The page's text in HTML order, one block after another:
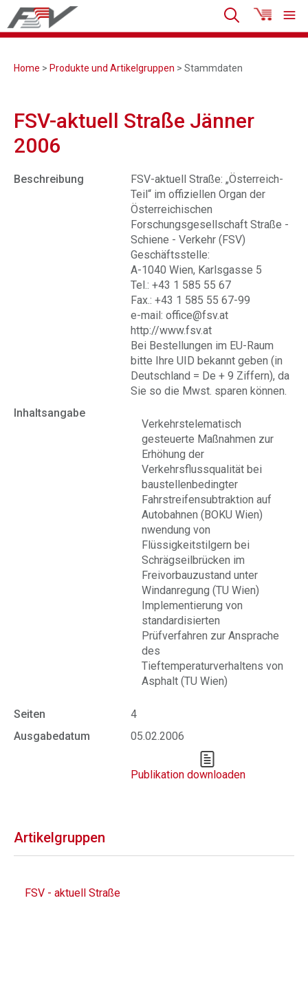
Home > Produkte und Artikelgruppen > Stammdaten
FSV-aktuell Straße Jänner
2006
Beschreibung
FSV-aktuell Straße: „Österreich-
Teil“ im offiziellen Organ der
Österreichischen
Forschungsgesellschaft Straße -
Schiene - Verkehr (FSV)
Geschäftsstelle:
A-1040 Wien, Karlsgasse 5
Tel.: +43 1 585 55 67
Fax.: +43 1 585 55 67-99
e-mail: office@fsv.at
http://www.fsv.at
Bei Bestellungen im EU-Raum
bitte Ihre UID bekannt geben (in
Deutschland = De + 9 Ziffern), da
Sie so die Mwst. sparen können.
Inhaltsangabe
Verkehrstelematisch
gesteuerte Maßnahmen zur
Erhöhung der
Verkehrsflussqualität bei
baustellenbedingter
Fahrstreifensubtraktion auf
Autobahnen (BOKU Wien)
nwendung von
Flüssigkeitstilgern bei
Schrägseilbrücken im
Freivorbauzustand unter
Windanregung (TU Wien)
Implementierung von
standardisierten
Prüfverfahren zur Ansprache
des
Tieftemperaturverhaltens von
Asphalt (TU Wien)
Seiten
4
Ausgabedatum
05.02.2006
Publikation downloaden
Artikelgruppen
FSV - aktuell Straße